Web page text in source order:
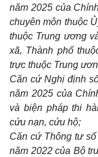
năm 2025 của
chuyên môn thuộc
thuộc Trung ương
xã, Thành phố
trực thuộc Trung
Căn cứ Nghị định
năm 2025 của
và biện pháp thi
cứu nạn, cứu hộ;
Căn cứ Thông tư số
năm 2022 của Bộ